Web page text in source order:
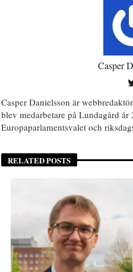
Casper
Casper Danielsson är
blev medarbetare på Lundagård
Europaparlamentsvalet och
RELATED POSTS